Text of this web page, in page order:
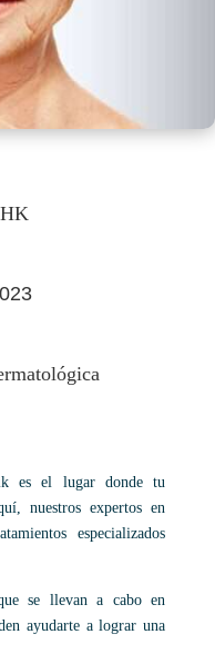
es el lugar donde tu
nuestros expertos en
especializados
se llevan a cabo en
ayudarte a lograr una